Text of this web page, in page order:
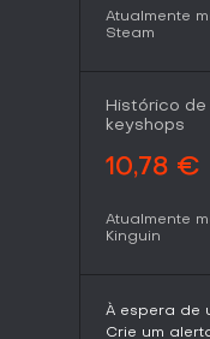
via conquistas e
as idades em
Atualmente
Steam
Histórico
keyshops
10,78 €
Atualmente
Kinguin
À espera de
Crie um